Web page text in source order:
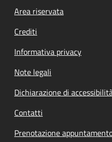
Footer menu
Area riservata
Crediti
Informativa privacy
Note legali
Dichiarazione di
Contatti
Prenotazione